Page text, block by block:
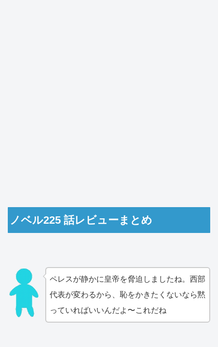
ノベル225 話レビューまとめ
ペレスが静かに皇帝を脅迫しましたね。西部
代表が変わるから、恥をかきたくないなら黙
っていればいいんだよ〜これだね